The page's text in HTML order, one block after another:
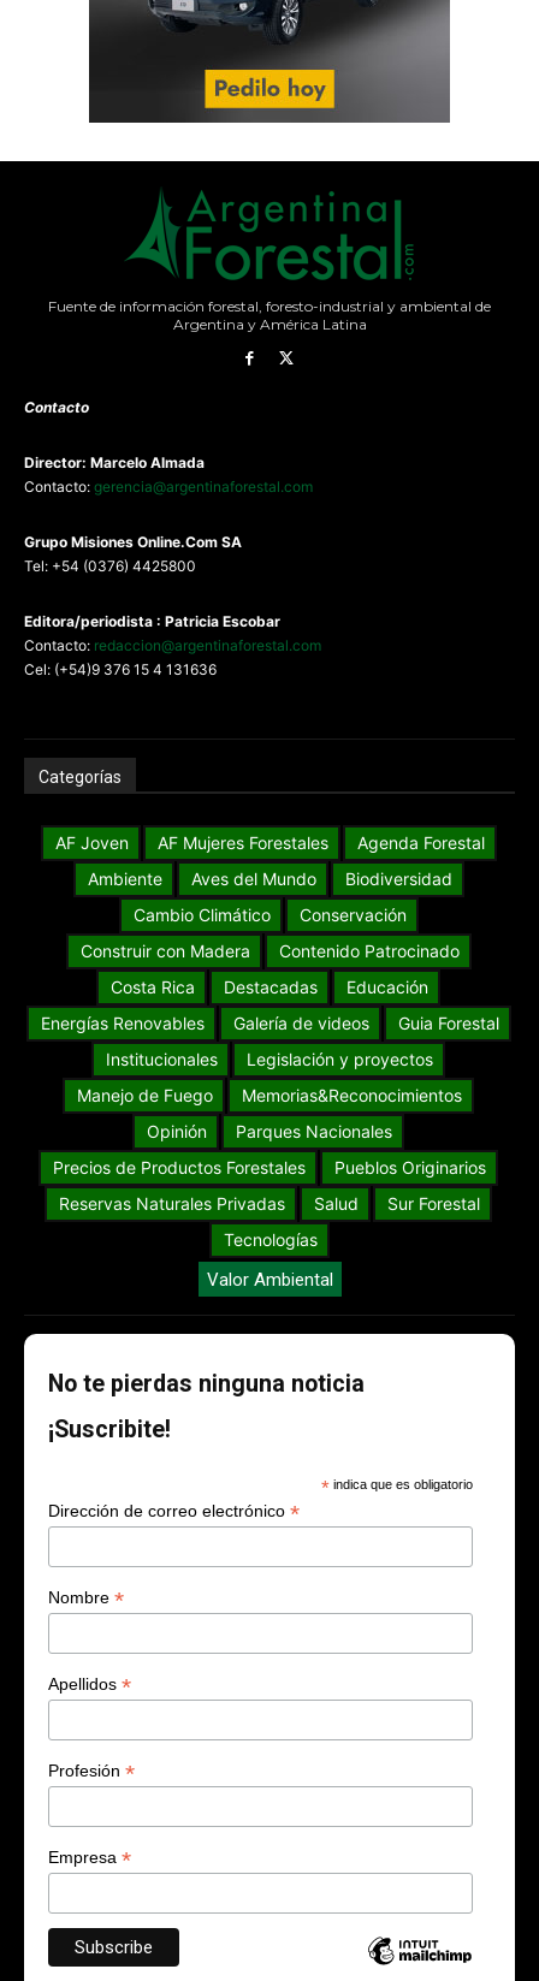
Fuente de información forestal, foresto-industrial y ambiental de
Argentina y América Latina
Contacto
Director: Marcelo Almada
Contacto: gerencia@argentinaforestal.com
Grupo Misiones Online.Com SA
Tel: +54 (0376) 4425800
Editora/periodista : Patricia Escobar
Contacto: redaccion@argentinaforestal.com
Cel: (+54)9 376 15 4 131636
Categorías
AF Joven AF Mujeres Forestales
Agenda Forestal
Ambiente
Aves del Mundo
Biodiversidad
Cambio Climático
Conservación
Construir con Madera
Contenido Patrocinado
Costa Rica
Destacadas
Educación
Energías Renovables
Galería de videos
Guia Forestal
Institucionales
Legislación y proyectos
Manejo de Fuego
Memorias&Reconocimientos
Opinión
Parques Nacionales
Precios de Productos Forestales
Pueblos Originarios
Reservas Naturales Privadas
Salud
Sur Forestal
Tecnologías
Valor Ambiental
No te pierdas ninguna noticia
¡Suscribite!
* indica que es obligatorio
Dirección de correo electrónico *
Nombre *
Apellidos *
Profesión *
Empresa *